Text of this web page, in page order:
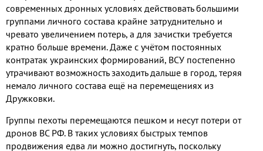
современных дронных условиях действовать большими
группами личного состава крайне затруднительно и
чревато увеличением потерь, а для зачистки требуется
кратно больше времени. Даже с учётом постоянных
контратак украинских формирований, ВСУ постепенно
утрачивают возможность заходить дальше в город, теряя
немало личного состава ещё на перемещениях из
Дружковки.
Группы пехоты перемещаются пешком и несут потери от
дронов ВС РФ. В таких условиях быстрых темпов
продвижения едва ли можно достигнуть, поскольку